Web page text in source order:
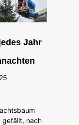
Jahr
gefällt, nach